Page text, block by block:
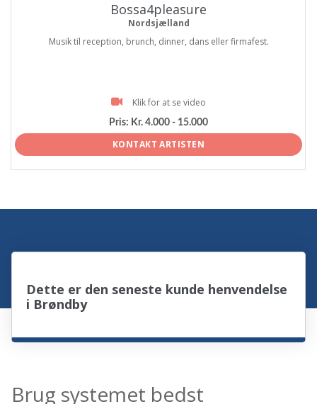
Bossa4pleasure
Nordsjælland
Musik til reception, brunch, dinner, dans eller firmafest.
Klik for at se video
Pris: Kr. 4.000 - 15.000
KONTAKT ARTISTEN
Dette er den seneste kunde henvendelse
i Brøndby
Brug systemet bedst